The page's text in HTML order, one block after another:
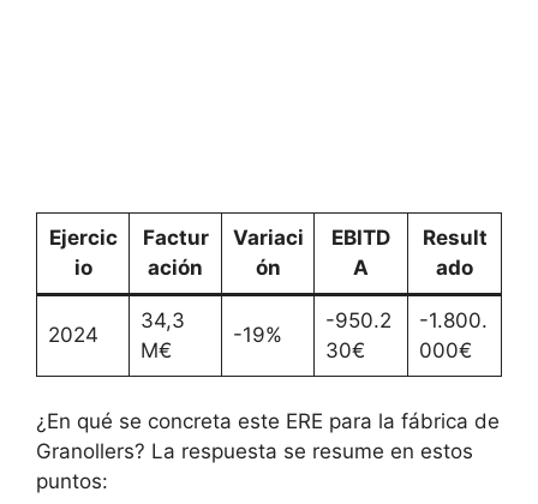
Ejercic
io
Factur
ación
Variaci
ón
EBITD
A
Result
ado
2024
34,3
M€
-19%
-950.2
30€
-1.800.
000€
¿En qué se concreta este ERE para la fábrica de
Granollers? La respuesta se resume en estos
puntos: